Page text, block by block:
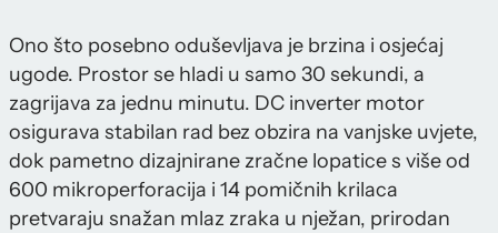
Ono što posebno oduševljava je brzina i osjećaj
ugode. Prostor se hladi u samo 30 sekundi, a
zagrijava za jednu minutu. DC inverter motor
osigurava stabilan rad bez obzira na vanjske uvjete,
dok pametno dizajnirane zračne lopatice s više od
600 mikroperforacija i 14 pomičnih krilaca
pretvaraju snažan mlaz zraka u nježan, prirodan